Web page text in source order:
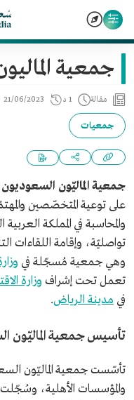
جمعية
مقالة 1 د 21/06/2023
جمعيات
جمعية الماليّون
على توعية المتخصّصين
والمحاسبة في المملكة
تواصليّة، وإقامة اللقاءات
وهي جمعية مُسجّلة في
تعمل تحت إشراف وزارة
في مدينة الرياض.
تأسيس جمعية الماليّون
تأسّست جمعية الماليّون
والمؤسسات الأهلية، وسُجّلت